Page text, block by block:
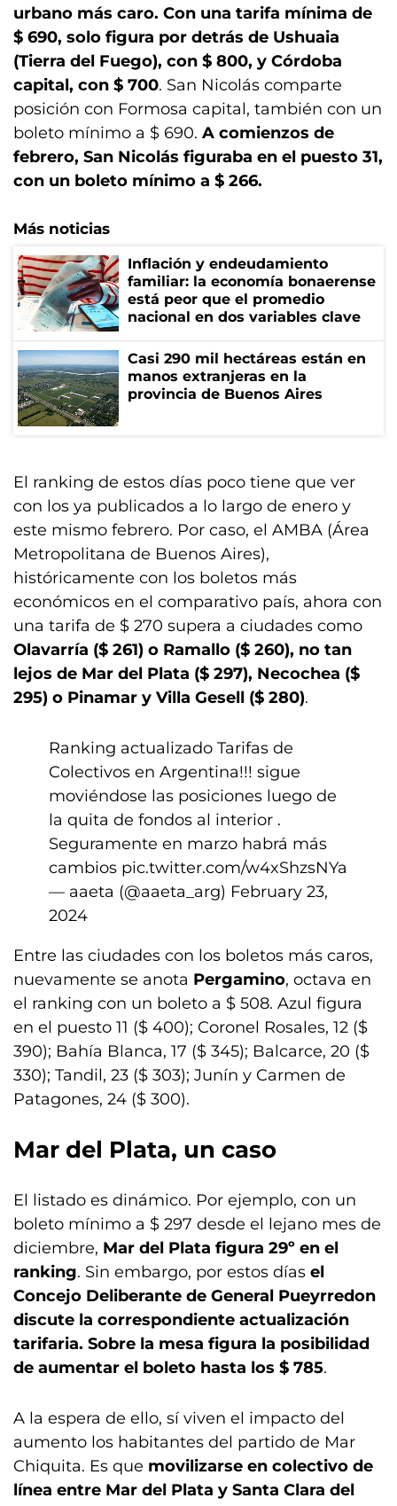
urbano más caro. Con una tarifa mínima de
$ 690, solo figura por detrás de Ushuaia
(Tierra del Fuego), con $ 800, y Córdoba
capital, con $ 700. San Nicolás comparte
posición con Formosa capital, también con un
boleto mínimo a $ 690. A comienzos de
febrero, San Nicolás figuraba en el puesto 31,
con un boleto mínimo a $ 266.
Más noticias
Inflación y endeudamiento
familiar: la economía bonaerense
está peor que el promedio
nacional en dos variables clave
Casi 290 mil hectáreas están en
manos extranjeras en la
provincia de Buenos Aires
El ranking de estos días poco tiene que ver
con los ya publicados a lo largo de enero y
este mismo febrero. Por caso, el AMBA (Área
Metropolitana de Buenos Aires),
históricamente con los boletos más
económicos en el comparativo país, ahora con
una tarifa de $ 270 supera a ciudades como
Olavarría ($ 261) o Ramallo ($ 260), no tan
lejos de Mar del Plata ($ 297), Necochea ($
295) o Pinamar y Villa Gesell ($ 280).
Ranking actualizado Tarifas de
Colectivos en Argentina!!! sigue
moviéndose las posiciones luego de
la quita de fondos al interior .
Seguramente en marzo habrá más
cambios pic.twitter.com/w4xShzsNYa
— aaeta (@aaeta_arg) February 23,
2024
Entre las ciudades con los boletos más caros,
nuevamente se anota Pergamino, octava en
el ranking con un boleto a $ 508. Azul figura
en el puesto 11 ($ 400); Coronel Rosales, 12 ($
390); Bahía Blanca, 17 ($ 345); Balcarce, 20 ($
330); Tandil, 23 ($ 303); Junín y Carmen de
Patagones, 24 ($ 300).
Mar del Plata, un caso
El listado es dinámico. Por ejemplo, con un
boleto mínimo a $ 297 desde el lejano mes de
diciembre, Mar del Plata figura 29º en el
ranking. Sin embargo, por estos días el
Concejo Deliberante de General Pueyrredon
discute la correspondiente actualización
tarifaria. Sobre la mesa figura la posibilidad
de aumentar el boleto hasta los $ 785.
A la espera de ello, sí viven el impacto del
aumento los habitantes del partido de Mar
Chiquita. Es que movilizarse en colectivo de
línea entre Mar del Plata y Santa Clara del